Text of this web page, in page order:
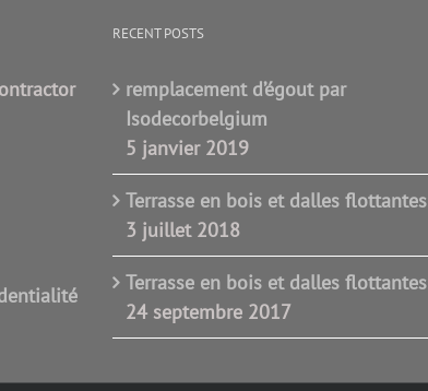
RECENT POSTS
remplacement d’égout par
Isodecorbelgium
5 janvier 2019
Terrasse en bois et dalles flottantes
3 juillet 2018
Terrasse en bois et dalles flottantes
24 septembre 2017